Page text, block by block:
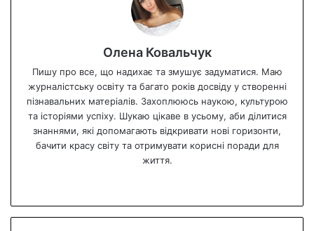
Олена Ковальчук
Пишу про все, що надихає та змушує задуматися. Маю
журналістську освіту та багато років досвіду у створенні
пізнавальних матеріалів. Захоплююсь наукою, культурою
та історіями успіху. Шукаю цікаве в усьому, аби ділитися
знаннями, які допомагають відкривати нові горизонти,
бачити красу світу та отримувати корисні поради для
життя.
te